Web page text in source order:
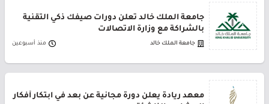
جامعة الملك خالد تعلن دورات صيفك ذكي التقنية
بالشراكة مع وزارة الاتصالات
جامعة الملك خالد منذ أسبوعين
معهد ريادة يعلن دورة مجانية عن بعد في ابتكار أفكار